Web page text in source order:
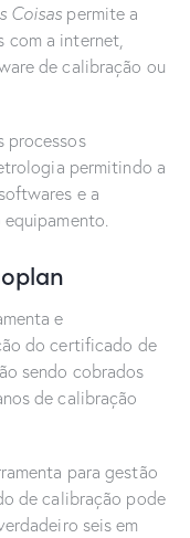
Coisas permite a
a internet,
de calibração ou
processos
permitindo a
e a
e
do certificado de
sendo cobrados
de calibração
para gestão
de calibração pode
seis em